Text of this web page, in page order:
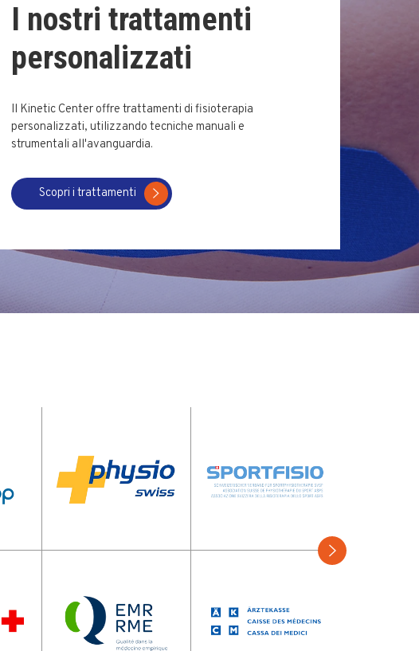
I nostri trattamenti
personalizzati
Il Kinetic Center offre trattamenti di fisioterapia
personalizzati, utilizzando tecniche manuali e
strumentali all'avanguardia.
Scopri i trattamenti